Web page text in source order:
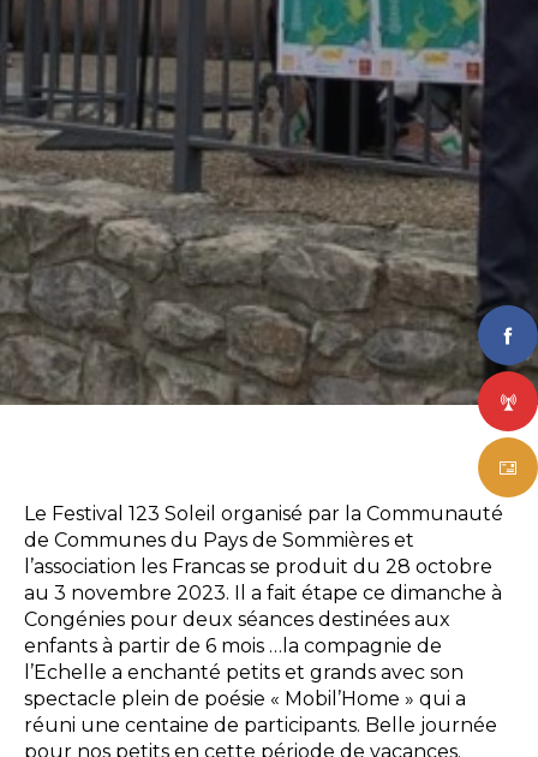
Le Festival 123 Soleil organisé par la Communauté
de Communes du Pays de Sommières et
l’association les Francas se produit du 28 octobre
au 3 novembre 2023. Il a fait étape ce dimanche à
Congénies pour deux séances destinées aux
enfants à partir de 6 mois …la compagnie de
l’Echelle a enchanté petits et grands avec son
spectacle plein de poésie « Mobil’Home » qui a
réuni une centaine de participants. Belle journée
pour nos petits en cette période de vacances.